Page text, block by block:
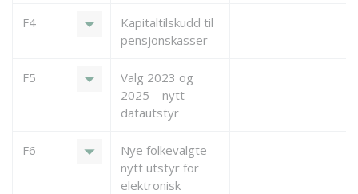
F4 arrow_drop_down
Kapitaltilskudd til
pensjonskasser
F5 arrow_drop_down
Valg 2023 og
2025 – nytt
datautstyr
F6 arrow_drop_down
Nye folkevalgte –
nytt utstyr for
elektronisk